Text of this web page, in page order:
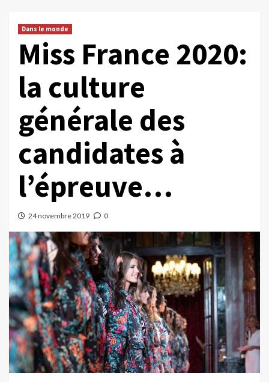
Dans le monde
Miss France 2020:
la culture
générale des
candidates à
l’épreuve…
24 novembre 2019 0